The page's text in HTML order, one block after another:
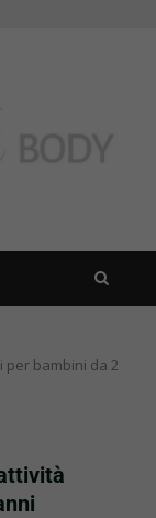
per bambini da 2